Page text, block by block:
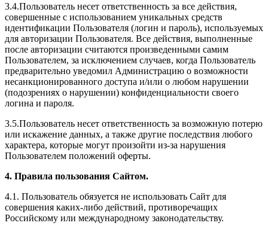
3.4.Пользователь несет ответственность за все действия,
совершенные с использованием уникальных средств
идентификации Пользователя (логин и пароль), используемых
для авторизации Пользователя. Все действия, выполненные
после авторизации считаются произведенными самим
Пользователем, за исключением случаев, когда Пользователь
предварительно уведомил Администрацию о возможности
несанкционированного доступа и/или о любом нарушении
(подозрениях о нарушении) конфиденциальности своего
логина и пароля.
3.5.Пользователь несет ответственность за возможную потерю
или искажение данных, а также другие последствия любого
характера, которые могут произойти из-за нарушения
Пользователем положений оферты.
4. Правила пользования Сайтом.
4.1. Пользователь обязуется не использовать Сайт для
совершения каких-либо действий, противоречащих
Российскому или международному законодательству.